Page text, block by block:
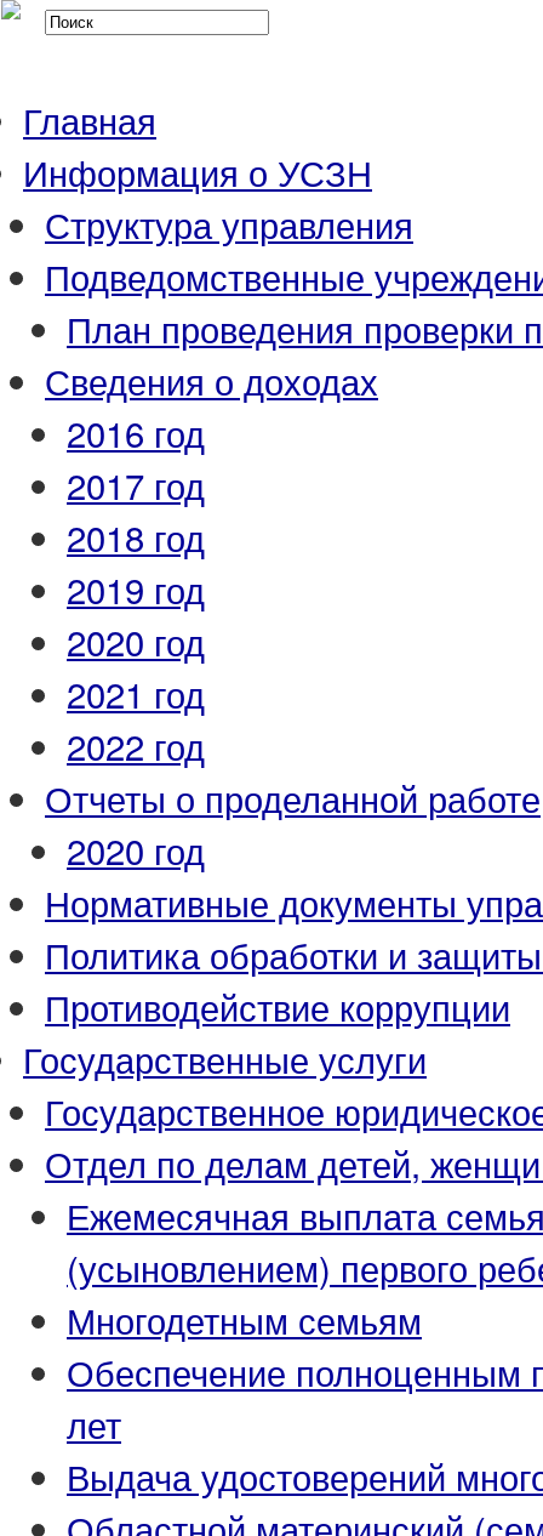
Главная
Информация о УСЗН
Структура управления
Подведомственные
План проведения проверки
Сведения о доходах
2016 год
2017 год
2018 год
2019 год
2020 год
2021 год
2022 год
Отчеты о проделанной работе
2020 год
Нормативные документы
Политика обработки и
Противодействие коррупции
Государственные услуги
Государственное
Отдел по делам детей,
Ежемесячная выплата
(усыновлением) первого
Многодетным семьям
Обеспечение полноценным
лет
Выдача удостоверений